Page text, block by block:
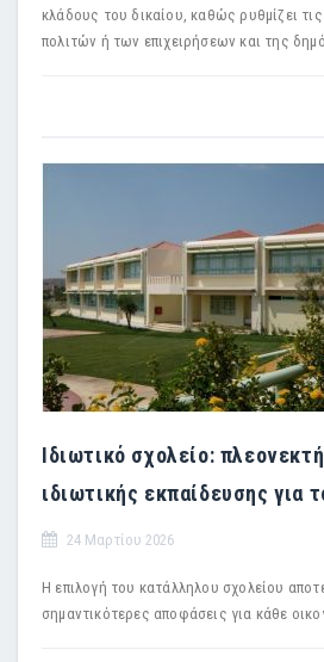
κλάδους του δικαίου, καθώς ρυθμίζει
πολιτών ή των επιχειρήσεων και της
Ιδιωτικό σχολείο:
ιδιωτικής εκπαίδευσης για
24 Μαρτίου 2026
Η επιλογή του κατάλληλου σχολείου
σημαντικότερες αποφάσεις για κάθε